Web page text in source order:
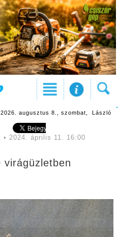
2026. augusztus 8., szombat, László
• 2024. április 11. 16:00
virágüzletben